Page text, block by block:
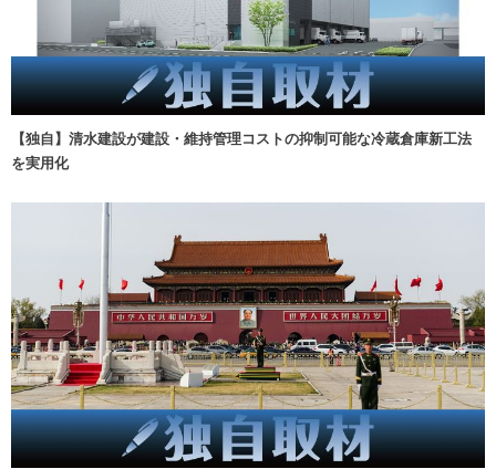
【独自】清水建設が建設・維持管理コストの抑制可能な冷蔵倉庫新工法
を実用化